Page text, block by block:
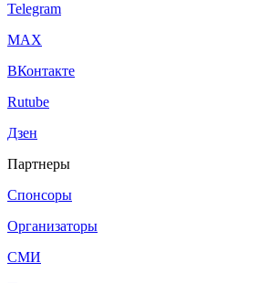
Telegram
МАХ
ВКонтакте
Rutube
Дзен
Партнеры
Спонсоры
Организаторы
СМИ